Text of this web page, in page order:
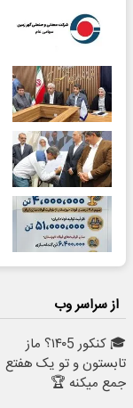
از سراسر وب
🎓 کنکور ۱۴۰5؟ ماز
تابستون و تو یک هفتع
جمع میکنه 🏆